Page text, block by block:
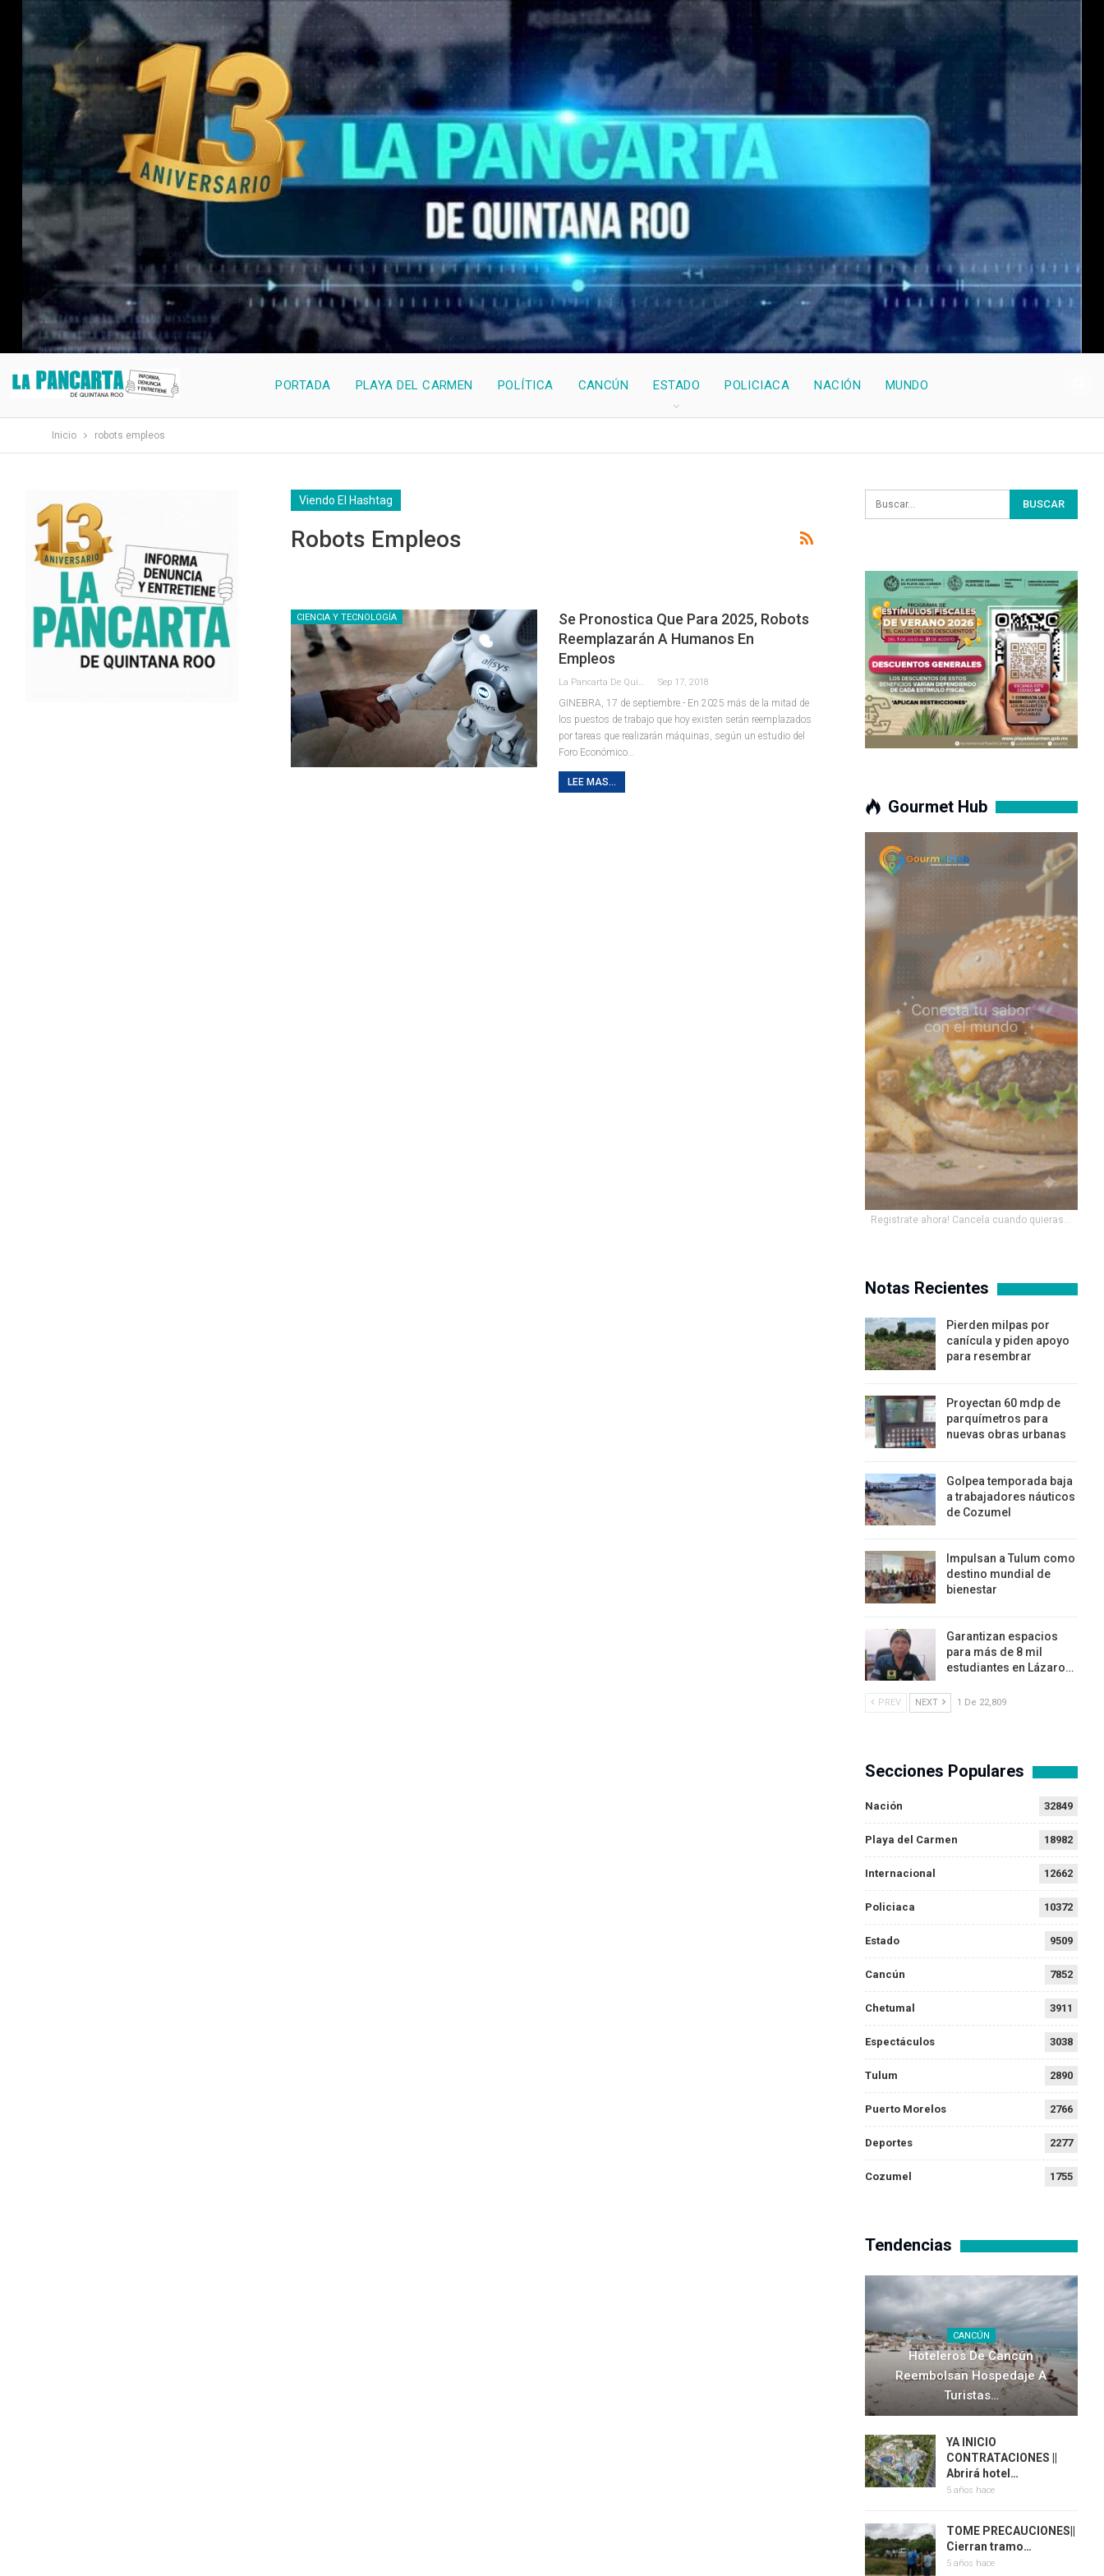
PORTADA PLAYA DEL CARMEN POLÍTICA CANCÚN ESTADO POLICIACA NACIÓN MUNDO
Inicio robots empleos
Viendo El Hashtag
Robots Empleos
CIENCIA Y TECNOLOGÍA
Se Pronostica Que Para 2025, Robots
Reemplazarán A Humanos En
Empleos
Sep 17, 2018
GINEBRA, 17 de septiembre.- En 2025 más de la mitad de
los puestos de trabajo que hoy existen serán reemplazados
por tareas que realizarán máquinas, según un estudio del
Foro Económico…
LEE MAS...
Gourmet Hub
Registrate ahora! Cancela cuando quieras...
Notas Recientes
Pierden milpas por
canícula y piden apoyo
para resembrar
Proyectan 60 mdp de
parquímetros para
nuevas obras urbanas
Golpea temporada baja
a trabajadores náuticos
de Cozumel
Impulsan a Tulum como
destino mundial de
bienestar
Garantizan espacios
para más de 8 mil
estudiantes en Lázaro…
PREV NEXT 1 De 22,809
Secciones Populares
Nación 32849
Playa del Carmen 18982
Internacional 12662
Policiaca 10372
Estado 9509
Cancún 7852
Chetumal 3911
Espectáculos 3038
Tulum 2890
Puerto Morelos 2766
Deportes 2277
Cozumel 1755
Tendencias
CANCÚN
Hoteleros De Cancún
Reembolsan Hospedaje A
Turistas…
YA INICIO
CONTRATACIONES ||
Abrirá hotel…
5 años hace
TOME PRECAUCIONES||
Cierran tramo…
5 años hace